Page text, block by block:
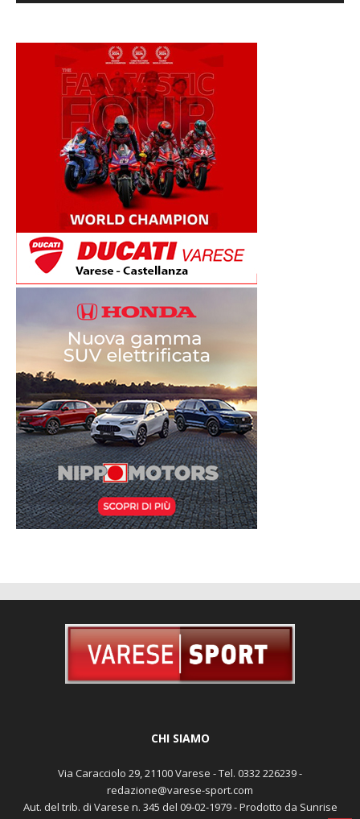
CHI SIAMO
Via Caracciolo 29, 21100 Varese - Tel. 0332 226239 -
redazione@varese-sport.com
Aut. del trib. di Varese n. 345 del 09-02-1979 - Prodotto da Sunrise